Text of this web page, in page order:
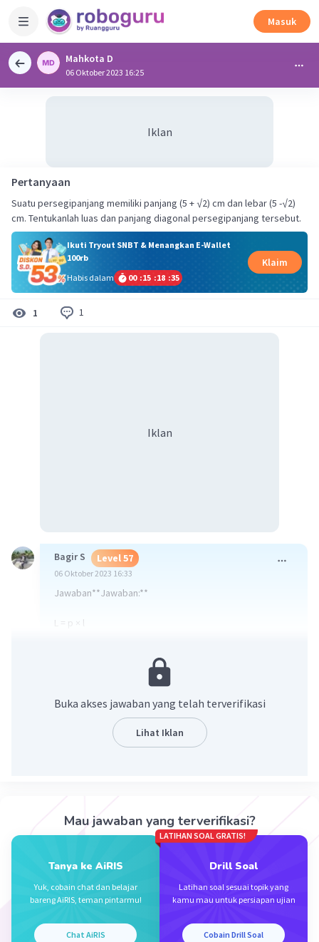
Masuk
Mahkota D
06 Oktober 2023 16:25
Iklan
Pertanyaan
Suatu persegipanjang memiliki panjang (5 + √2) cm dan lebar (5 -√2)
cm. Tentukanlah luas dan panjang diagonal persegipanjang tersebut.
Ikuti Tryout SNBT & Menangkan E-Wallet
100rb
Habis dalam
00 :15 :18 :35
Klaim
1 1
Iklan
Bagir S Level 57
06 Oktober 2023 16:33
Jawaban**Jawaban:**
L = p × l
(https://mathresource.studyquicks.com/tiku/seahk_155
1848f81727cbe0c4df64afcd71dde.jpg)
![25 - 5 \sqrt{2} + 5 \sqrt{2} - 4]
(https://mathresource.studyquicks.com/tiku/seahk_bb
47a1f6248237f7d914d84e0a648c01.jpg)
Beri Rating·0.0(0) Balas
Buka akses jawaban yang telah terverifikasi
Lihat Iklan
Mau jawaban yang terverifikasi?
Tanya ke AiRIS
Yuk, cobain chat dan belajar
bareng AiRIS, teman pintarmu!
Chat AiRIS
LATIHAN SOAL GRATIS!
Drill Soal
Latihan soal sesuai topik yang
kamu mau untuk persiapan ujian
Cobain Drill Soal